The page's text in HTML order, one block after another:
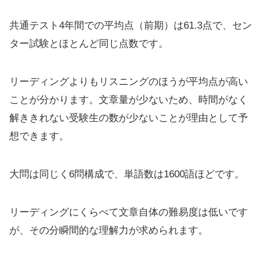
共通テスト4年間での平均点（前期）は61.3点で、セン
ター試験とほとんど同じ点数です。
リーディングよりもリスニングのほうが平均点が高い
ことが分かります。文章量が少ないため、時間がなく
解ききれない受験生の数が少ないことが理由として予
想できます。
大問は同じく6問構成で、単語数は1600語ほどです。
リーディングにくらべて文章自体の難易度は低いです
が、その分瞬間的な理解力が求められます。